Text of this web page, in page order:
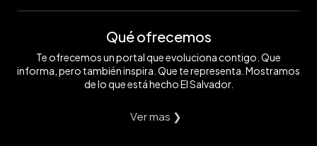
Qué ofrecemos
Te ofrecemos un portal que evoluciona contigo. Que
informa, pero también inspira. Que te representa. Mostramos
de lo que está hecho El Salvador.
Ver mas ❯